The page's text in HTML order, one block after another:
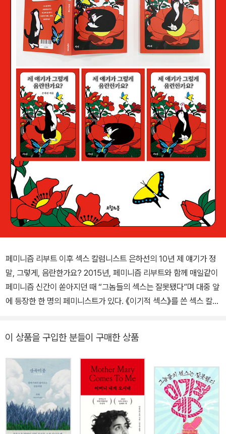
페미니즘 리부트 이후 섹스 칼럼니스트 은하선의 10년 제 얘기가 정
말, 그렇게, 음란한가요? 2015년, 페미니즘 리부트와 함께 매일같이
페미니즘 신간이 쏟아지던 때 “그놈들의 섹스는 잘못됐다”며 대중 앞
에 등장한 한 명의 페미니스트가 있다. 《이기적 섹스》를 쓴 섹스 칼럼
은 그사이 계속해서 섹스를 쓰고 말하며 EBS 〈까칠남녀〉 등 다양한
방송에 출연하고 여러 지역에서 강의도 했다. 주로 페미니즘과 성소
수자에 대한 이야기였고 본질적으로는 한국사회의 뿌리 깊은 여성혐
오와 여성/성소수자 차별에 관한 이야기였다. 바이섹슈얼(양성애자)
임을 커밍아웃하고 파트너의 존재를 숨기지 않았으며 글, 방송, 강의
어디에서든 그저 자유롭게 자기 자신으로 사는 삶을 이야기했다. 그
러나 섹스를 쓰고 말한다는 이유로, 성소수자라는 이유로, 섹스토이
이 상품을 구입한 분들이 구매한 상품